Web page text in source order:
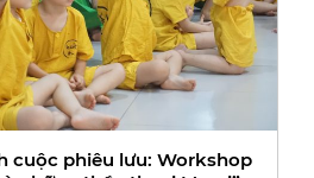
cuộc phiêu lưu: Workshop